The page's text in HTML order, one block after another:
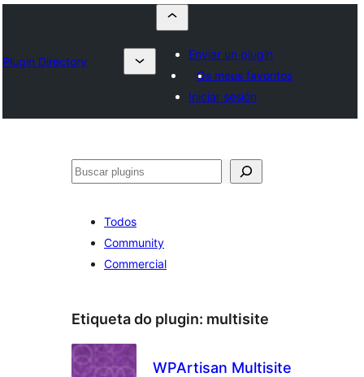
Plugin Directory
Enviar un plugin
Os meus favoritos
Iniciar sesión
Buscar
Todos
Community
Commercial
Etiqueta do plugin: multisite
WPArtisan Multisite